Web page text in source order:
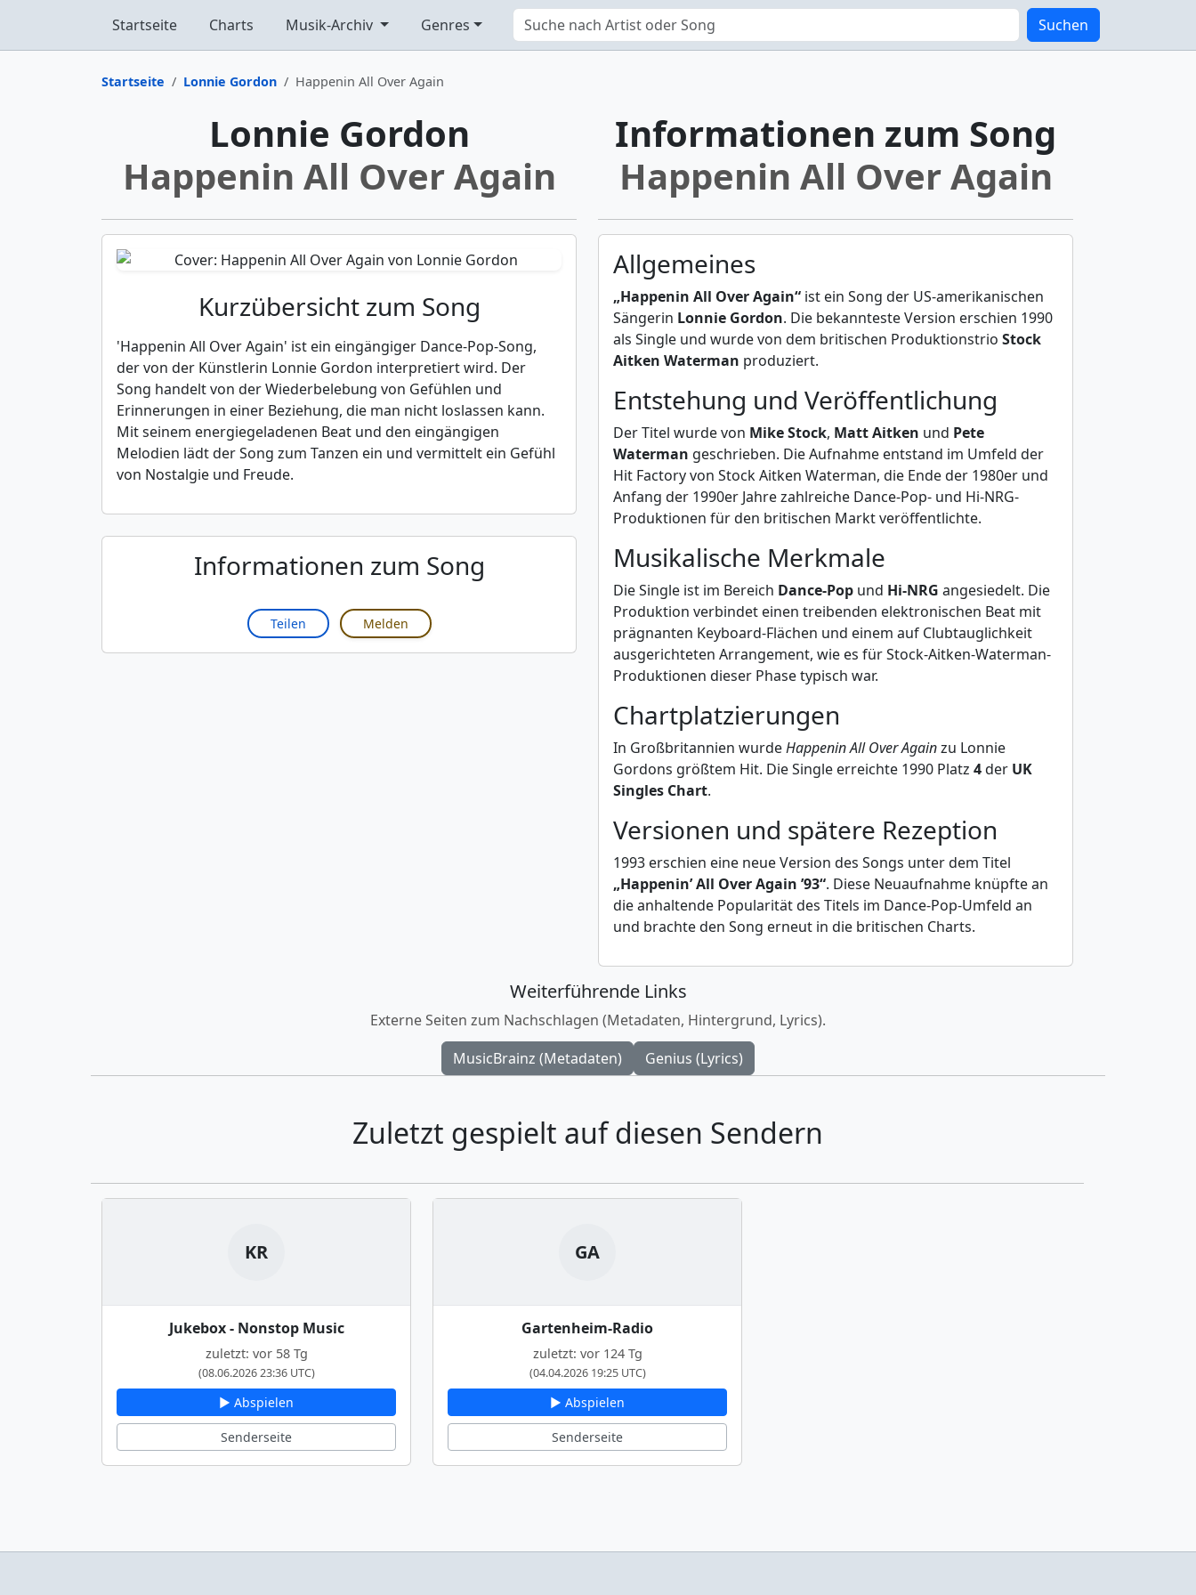
Startseite Charts Musik-Archiv Genres Suchen
Startseite Lonnie Gordon Happenin All Over Again
Lonnie Gordon
Happenin All Over Again
Kurzübersicht zum Song
'Happenin All Over Again' ist ein eingängiger Dance-Pop-Song,
der von der Künstlerin Lonnie Gordon interpretiert wird. Der
Song handelt von der Wiederbelebung von Gefühlen und
Erinnerungen in einer Beziehung, die man nicht loslassen kann.
Mit seinem energiegeladenen Beat und den eingängigen
Melodien lädt der Song zum Tanzen ein und vermittelt ein Gefühl
von Nostalgie und Freude.
Informationen zum Song
Teilen Melden
Informationen zum Song
Happenin All Over Again
Allgemeines
„Happenin All Over Again“ ist ein Song der US-amerikanischen
Sängerin Lonnie Gordon. Die bekannteste Version erschien 1990
als Single und wurde von dem britischen Produktionstrio Stock
Aitken Waterman produziert.
Entstehung und Veröffentlichung
Der Titel wurde von Mike Stock, Matt Aitken und Pete
Waterman geschrieben. Die Aufnahme entstand im Umfeld der
Hit Factory von Stock Aitken Waterman, die Ende der 1980er und
Anfang der 1990er Jahre zahlreiche Dance-Pop- und Hi-NRG-
Produktionen für den britischen Markt veröffentlichte.
Musikalische Merkmale
Die Single ist im Bereich Dance-Pop und Hi-NRG angesiedelt. Die
Produktion verbindet einen treibenden elektronischen Beat mit
prägnanten Keyboard-Flächen und einem auf Clubtauglichkeit
ausgerichteten Arrangement, wie es für Stock-Aitken-Waterman-
Produktionen dieser Phase typisch war.
Chartplatzierungen
In Großbritannien wurdeHappenin All Over Againzu Lonnie
Gordons größtem Hit. Die Single erreichte 1990 Platz 4der UK
Singles Chart.
Versionen und spätere Rezeption
1993 erschien eine neue Version des Songs unter dem Titel
„Happenin’ All Over Again ’93“. Diese Neuaufnahme knüpfte an
die anhaltende Popularität des Titels im Dance-Pop-Umfeld an
und brachte den Song erneut in die britischen Charts.
Weiterführende Links
Externe Seiten zum Nachschlagen (Metadaten, Hintergrund, Lyrics).
MusicBrainz (Metadaten)
Genius (Lyrics)
Zuletzt gespielt auf diesen Sendern
KR
Jukebox - Nonstop Music
zuletzt: vor 58 Tg
(08.06.2026 23:36 UTC)
▶ Abspielen
Senderseite
GA
Gartenheim-Radio
zuletzt: vor 124 Tg
(04.04.2026 19:25 UTC)
▶ Abspielen
Senderseite